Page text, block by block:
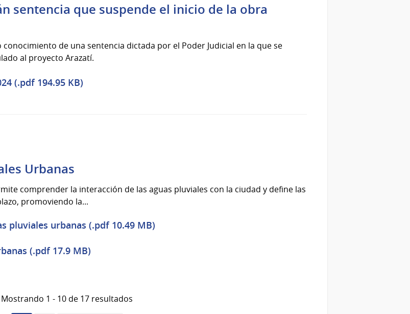
sentencia que suspende el inicio de la obra
de una sentencia dictada por el Poder Judicial en la que se
al proyecto Arazatí.
(.pdf 194.95 KB)
Urbanas
comprender la interacción de las aguas pluviales con la ciudad y define las
promoviendo la...
pluviales urbanas (.pdf 10.49 MB)
(.pdf 17.9 MB)
Mostrando 1 - 10 de 17 resultados